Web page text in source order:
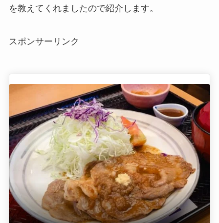
を教えてくれましたので紹介します。
スポンサーリンク